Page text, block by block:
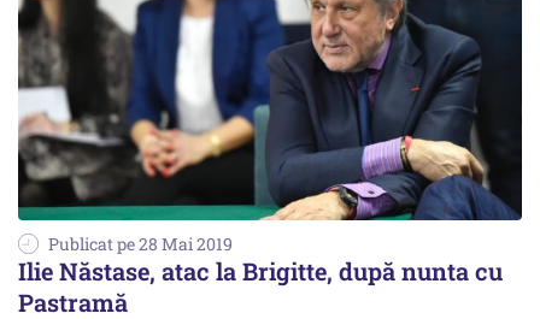
Publicat pe 28 Mai 2019
Ilie Năstase, atac la Brigitte, după nunta cu
Pastramă